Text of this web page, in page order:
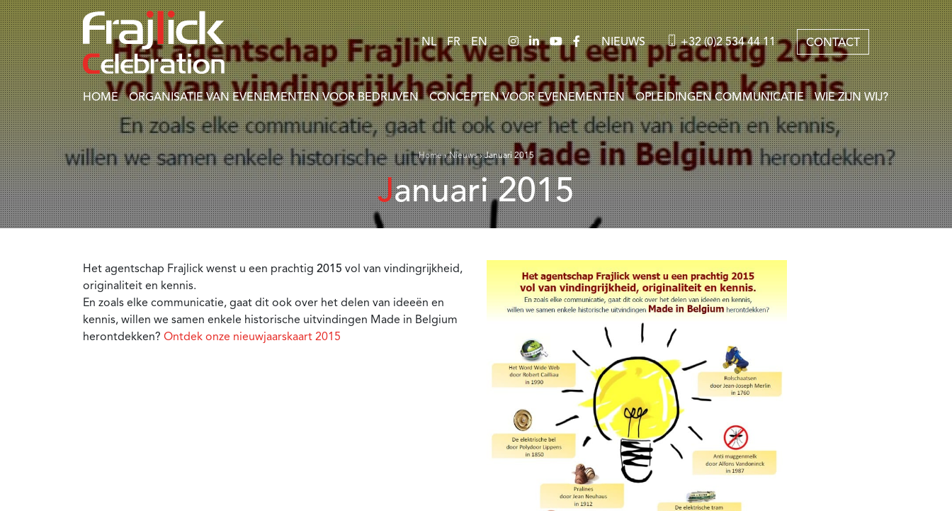
NL FR EN NIEUWS +32 (0)2 534 44 11 CONTACT
HOME ORGANISATIE VAN EVENEMENTEN VOOR BEDRIJVEN CONCEPTEN VOOR EVENEMENTEN OPLEIDINGEN COMMUNICATIE WIE ZIJN WIJ?
Home›Nieuws›Januari 2015
Januari 2015
Het agentschap Frajlick wenst u een prachtig 2015 vol van vindingrijkheid,
originaliteit en kennis.
En zoals elke communicatie, gaat dit ook over het delen van ideeën en
kennis, willen we samen enkele historische uitvindingen Made in Belgium
herontdekken? Ontdek onze nieuwjaarskaart 2015